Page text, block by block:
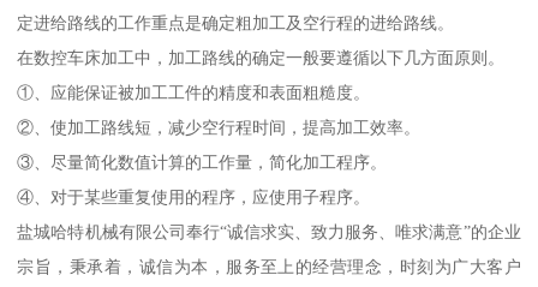
定进给路线的工作重点是确定粗加工及空行程的进给路线。
在数控车床加工中，加工路线的确定一般要遵循以下几方面原则。
①、应能保证被加工工件的精度和表面粗糙度。
②、使加工路线短，减少空行程时间，提高加工效率。
③、尽量简化数值计算的工作量，简化加工程序。
④、对于某些重复使用的程序，应使用子程序。
盐城哈特机械有限公司奉行“诚信求实、致力服务、唯求满意”的企业
宗旨，秉承着，诚信为本，服务至上的经营理念，时刻为广大客户